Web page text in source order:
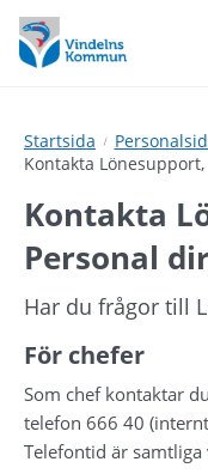
Hoppa
till
innehåll
Hoppa
till
undermeny
Startsida
Kontakta
Kontakta
Personal
Har du frågor till
För chefer
Som chef kontaktar
telefon 666 40
Telefontid är